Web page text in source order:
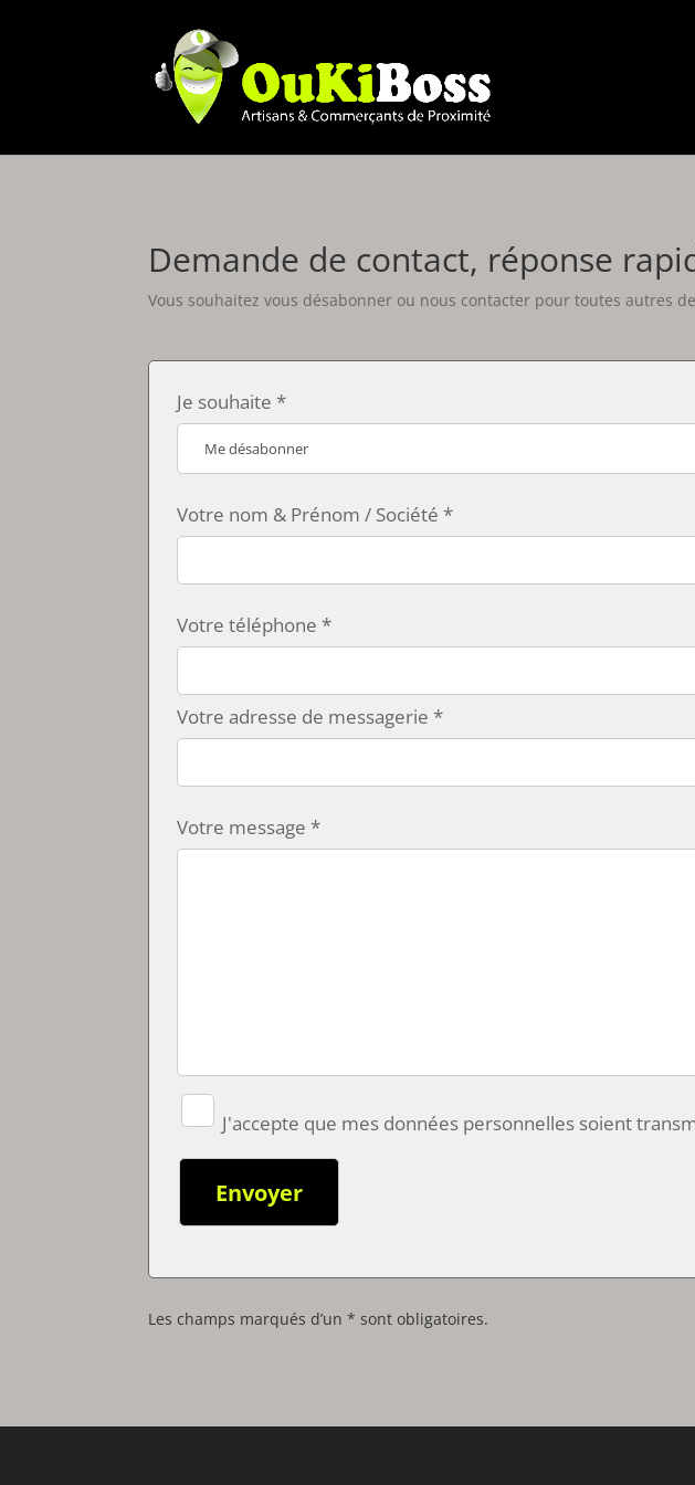
Demande de contact, réponse
Vous souhaitez vous désabonner ou nous contacter pour toutes autres
Je souhaite *
Votre nom & Prénom / Société *
Votre téléphone *
Votre adresse de messagerie *
Votre message *
J'accepte que mes données personnelles soient
Les champs marqués d’un * sont obligatoires.